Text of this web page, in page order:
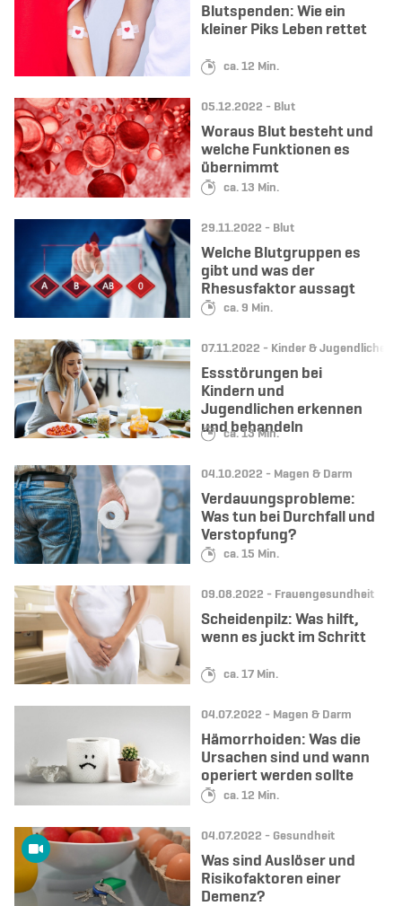
Lesedauer:
ca. 12 Min.
Blutspenden: Wie ein
kleiner Piks Leben rettet
Datum:
05.12.2022 - Kategorie:
Blut
Lesedauer:
ca. 13 Min.
Woraus Blut besteht und
welche Funktionen es
übernimmt
Datum:
29.11.2022 - Kategorie:
Blut
Lesedauer:
ca. 9 Min.
Welche Blutgruppen es
gibt und was der
Rhesusfaktor aussagt
Datum:
07.11.2022 - Kategorie:
Kinder & Jugendliche
Lesedauer:
ca. 13 Min.
Essstörungen bei
Kindern und
Jugendlichen erkennen
und behandeln
Datum:
04.10.2022 - Kategorie:
Magen & Darm
Lesedauer:
ca. 15 Min.
Verdauungsprobleme:
Was tun bei Durchfall und
Verstopfung?
Datum:
09.08.2022 - Kategorie:
Frauengesundheit
Lesedauer:
ca. 17 Min.
Scheidenpilz: Was hilft,
wenn es juckt im Schritt
Datum:
04.07.2022 - Kategorie:
Magen & Darm
Lesedauer:
ca. 12 Min.
Hämorrhoiden: Was die
Ursachen sind und wann
operiert werden sollte
Datum:
04.07.2022 - Kategorie:
Gesundheit
Was sind Auslöser und
Risikofaktoren einer
Demenz?